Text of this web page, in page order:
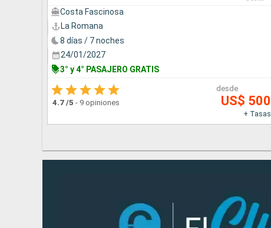
Costa Fascinosa
La Romana
8 días / 7 noches
24/01/2027
3° y 4° PASAJERO GRATIS
4.7 /5 - 9 opiniones
desde
US$ 500
+ Tasas